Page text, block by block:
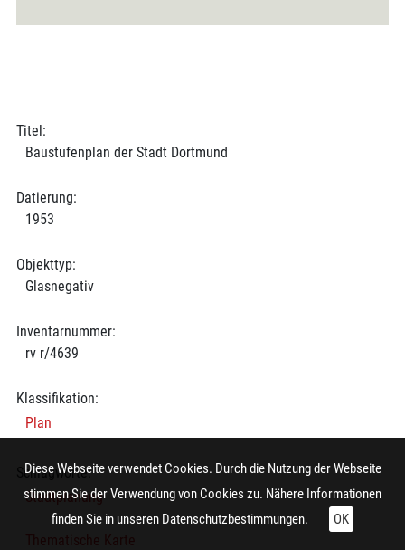
Titel:
Baustufenplan der Stadt Dortmund
Datierung:
1953
Objekttyp:
Glasnegativ
Inventarnummer:
rv r/4639
Klassifikation:
Plan
Schlagworte:
Stadtplanung
Diese Webseite verwendet Cookies. Durch die Nutzung der Webseite
stimmen Sie der Verwendung von Cookies zu. Nähere Informationen
finden Sie in unseren Datenschutzbestimmungen. OK